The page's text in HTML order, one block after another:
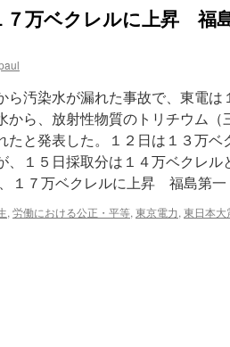
７万ベクレルに上昇 福
ら汚染水が漏れた事故で、東電は
から、放射性物質のトリチウム（
たと発表した。１２日は１３万ベ
、１５日採取分は１４万ベクレル
１７万ベクレルに上昇 福島第一
, 労働における公正・平等, 東京電力, 東日本大